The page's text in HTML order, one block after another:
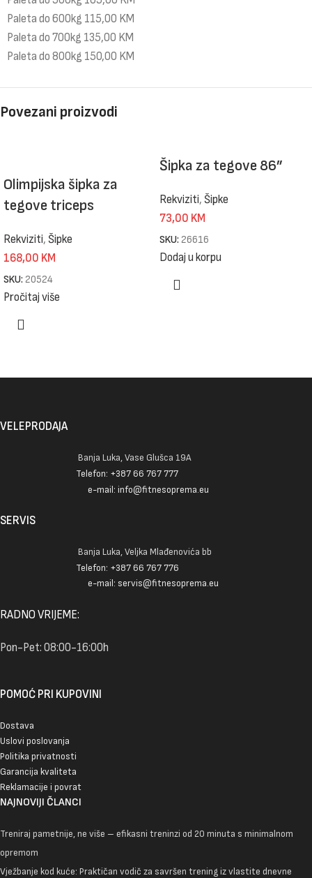
Paleta do 600kg 115,00 KM
Paleta do 700kg 135,00 KM
Paleta do 800kg 150,00 KM
Povezani proizvodi
Olimpijska šipka za
tegove triceps
Rekviziti, Šipke
168,00 KM
SKU: 20524
Pročitaj više
Šipka za tegove 86”
Rekviziti, Šipke
73,00 KM
SKU: 26616
Dodaj u korpu
VELEPRODAJA
Banja Luka, Vase Glušca 19A
Telefon: +387 66 767 777
e-mail: info@fitnesoprema.eu
SERVIS
Banja Luka, Veljka Mlađenovića bb
Telefon: +387 66 767 776
e-mail: servis@fitnesoprema.eu
RADNO VRIJEME:
Pon-Pet: 08:00-16:00h
POMOĆ PRI KUPOVINI
Dostava
Uslovi poslovanja
Politika privatnosti
Garancija kvaliteta
Reklamacije i povrat
NAJNOVIJI ČLANCI
Treniraj pametnije, ne više – efikasni treninzi od 20 minuta s minimalnom
opremom
Vježbanje kod kuće: Praktičan vodič za savršen trening iz vlastite dnevne